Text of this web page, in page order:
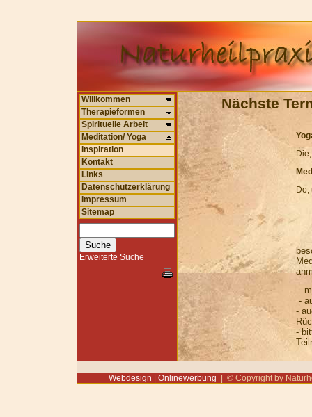
Willkommen
Therapieformen
Spirituelle Arbeit
Meditation/ Yoga
Inspiration
Kontakt
Links
Datenschutzerklärung
Impressum
Sitemap
Erweiterte Suche
Nächste
Do,
-
-
-
Webdesign Onlinewerbung | © Copyright by